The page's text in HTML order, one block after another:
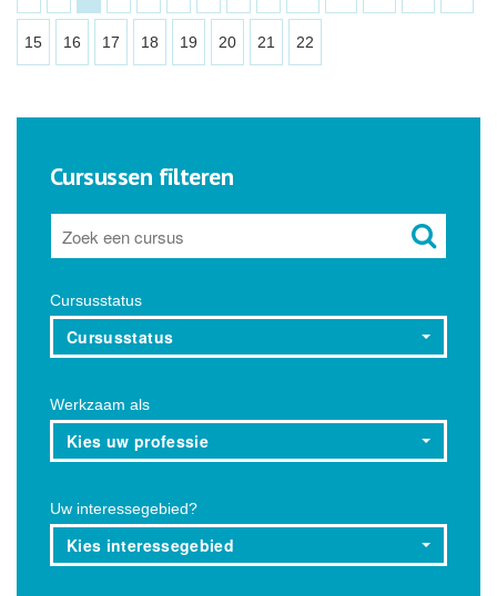
15 16 17 18 19 20 21 22
Cursussen filteren
Cursusstatus
Cursusstatus
Werkzaam als
Kies uw professie
Uw interessegebied?
Kies interessegebied